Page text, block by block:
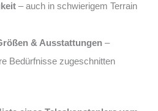
– auch in schwierigem Terrain
& Ausstattungen –
Bedürfnisse zugeschnitten